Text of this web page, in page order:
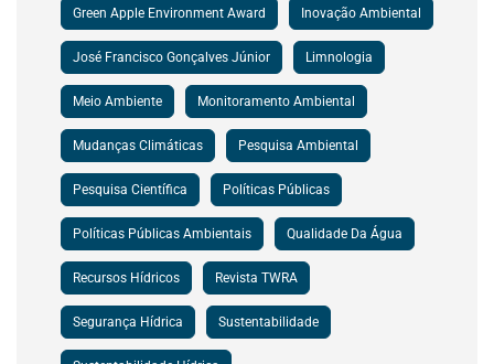
Green Apple Environment Award Inovação Ambiental
José Francisco Gonçalves Júnior Limnologia
Meio Ambiente Monitoramento Ambiental
Mudanças Climáticas Pesquisa Ambiental
Pesquisa Científica Políticas Públicas
Políticas Públicas Ambientais Qualidade Da Água
Recursos Hídricos Revista TWRA
Segurança Hídrica Sustentabilidade